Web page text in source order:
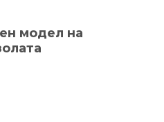
модел на